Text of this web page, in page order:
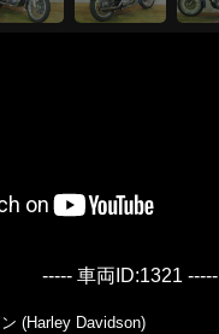
----- 車両ID:1321 -----
(Harley Davidson)